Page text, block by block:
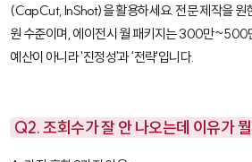
(CapCut, InShot)을 활용하세요. 전문 제작을
원 수준이며, 에이전시 월 패키지는 300만~500
예산이 아니라 '진정성'과 '전략'입니다.
Q2. 조회수가 잘 안 나오는데 이유가